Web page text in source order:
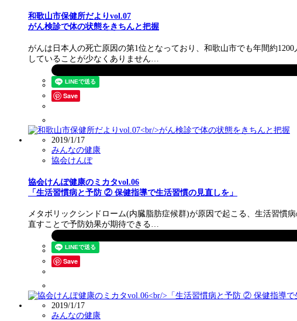
和歌山市保健所だよりvol.07
がん検診で体の状態をきちんと把握
がんは日本人の死亡原因の第1位となっており、和歌山市でも年間約
していることが少なくありません…
Save
2019/1/17
みんなの健康
協会けんぽ
協会けんぽ健康のミカタvol.06
「生活習慣病と予防 ② 保健指導で生活習慣の見直しを」
メタボリックシンドローム(内臓脂肪症候群)が原因で起こる、生活習慣
直すことで予防効果が期待できる…
Save
2019/1/17
みんなの健康